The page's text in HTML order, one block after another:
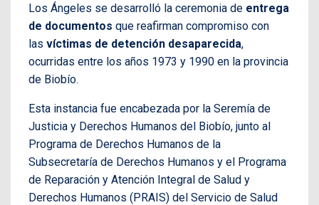
Los Ángeles se desarrolló la ceremonia de entrega
de documentos que reafirman compromiso con
las víctimas de detención desaparecida,
ocurridas entre los años 1973 y 1990 en la provincia
de Biobío.
Esta instancia fue encabezada por la Seremía de
Justicia y Derechos Humanos del Biobío, junto al
Programa de Derechos Humanos de la
Subsecretaría de Derechos Humanos y el Programa
de Reparación y Atención Integral de Salud y
Derechos Humanos (PRAIS) del Servicio de Salud